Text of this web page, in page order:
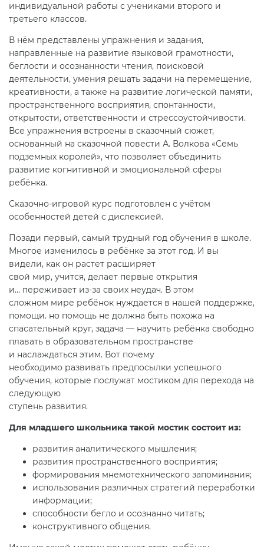
индивидуальной работы с учениками второго и
третьего классов.
В нём представлены упражнения и задания,
направленные на развитие языковой грамотности,
беглости и осознанности чтения, поисковой
деятельности, умения решать задачи на перемещение,
креативности, а также на развитие логической памяти,
пространственного восприятия, спонтанности,
открытости, ответственности и стрессоустойчивости.
Все упражнения встроены в сказочный сюжет,
основанный на сказочной повести А. Волкова «Семь
подземных королей», что позволяет объединить
развитие когнитивной и эмоциональной сферы
ребёнка.
Сказочно-игровой курс подготовлен с учётом
особенностей детей с дислексией.
Позади первый, самый трудный год обучения в школе.
Многое изменилось в ребёнке за этот год. И вы
видели, как он растет расширяет
свой мир, учится, делает первые открытия
и… переживает из-за своих неудач. В этом
сложном мире ребёнок нуждается в нашей поддержке,
помощи. но помощь не должна быть похожа на
спасательный круг, задача — научить ребёнка свободно
плавать в образовательном пространстве
и наслаждаться этим. Вот почему
необходимо развивать предпосылки успешного
обучения, которые послужат мостиком для перехода на
следующую
ступень развития.
Для младшего школьника такой мостик состоит из:
развития аналитического мышления;
развития пространственного восприятия;
формирования мнемотехнического запоминания;
использования различных стратегий переработки
информации;
способности бегло и осознанно читать;
конструктивного общения.